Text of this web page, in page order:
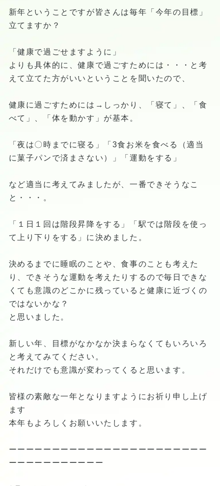
新年ということですが皆さんは毎年「今年の目標」
立てますか？
「健康で過ごせますように」
よりも具体的に、健康で過ごすためには・・・と考
えて立てた方がいいということを聞いたので、
健康に過ごすためには→しっかり、「寝て」、「食
べて」、「体を動かす」が基本。
「夜は〇時までに寝る」「3食お米を食べる（適当
に菓子パンで済まさない）」「運動をする」
など適当に考えてみましたが、一番できそうなこ
と・・・。
「１日１回は階段昇降をする」「駅では階段を使っ
て上り下りをする」に決めました。
決めるまでに睡眠のことや、食事のことも考えた
り、できそうな運動を考えたりするので毎日できな
くても意識のどこかに残っていると健康に近づくの
ではないかな？
と思いました。
新しい年、目標がなかなか決まらなくてもいろいろ
と考えてみてください。
それだけでも意識が変わってくると思います。
皆様の素敵な一年となりますようにお祈り申し上げ
ます
本年もよろしくお願いいたします。
ーーーーーーーーーーーーーーーーーーーーーーー
ーーーーーーーーーーー